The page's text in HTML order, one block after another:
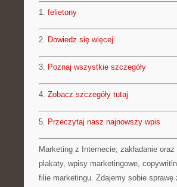
1. felietony
2. Dowiedz się więcej
3. Poznaj wszystkie szczegóły
4. Zobacz szczegóły tutaj
5. Przeczytaj nasz najnowszy wpis
Marketing z Internecie, zakładanie
plakaty, wpisy marketingowe,
filie marketingu. Zdajemy sobie